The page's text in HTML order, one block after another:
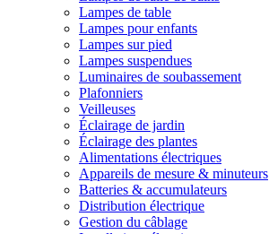
Lampes de table
Lampes pour enfants
Lampes sur pied
Lampes suspendues
Luminaires de soubassement
Plafonniers
Veilleuses
Éclairage de jardin
Éclairage des plantes
Alimentations électriques
Appareils de mesure & minuteurs
Batteries & accumulateurs
Distribution électrique
Gestion du câblage